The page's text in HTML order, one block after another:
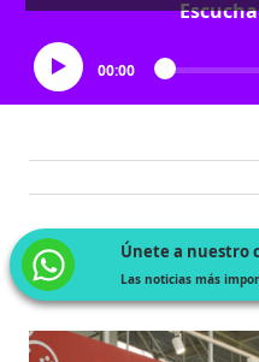
00:00
Únete a nuestro
Las noticias más